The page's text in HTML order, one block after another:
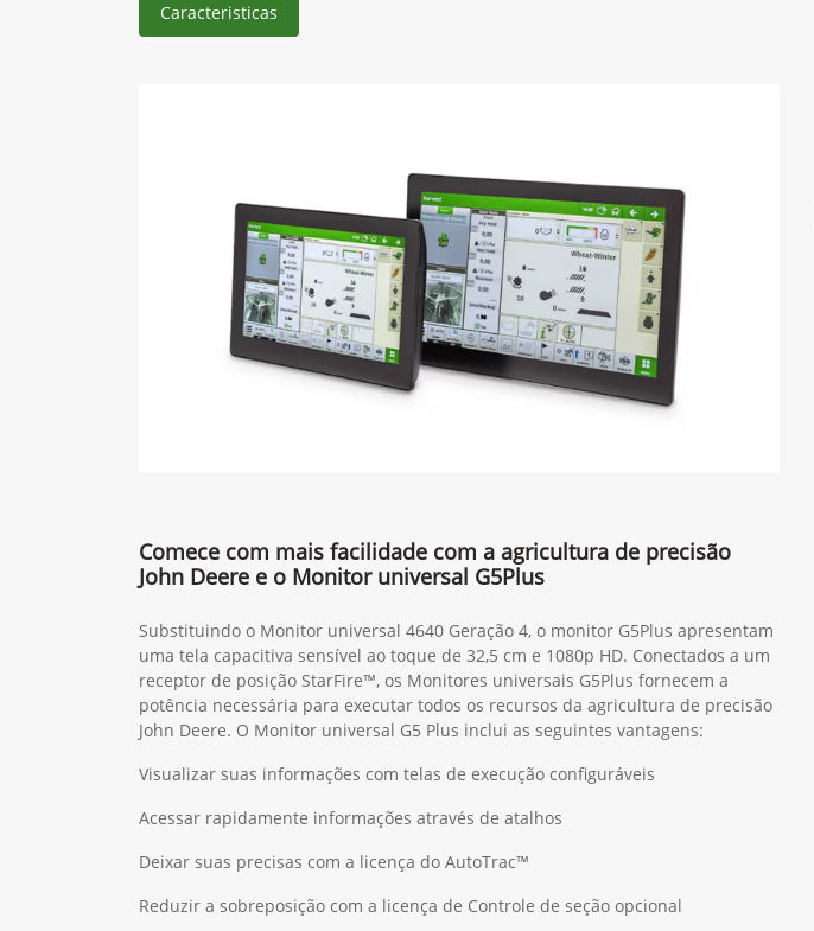
Caracteristicas
Comece com mais facilidade com a agricultura de precisão
John Deere e o Monitor universal G5Plus
Substituindo o Monitor universal 4640 Geração 4, o monitor G5Plus apresentam
uma tela capacitiva sensível ao toque de 32,5 cm e 1080p HD. Conectados a um
receptor de posição StarFire™, os Monitores universais G5Plus fornecem a
potência necessária para executar todos os recursos da agricultura de precisão
John Deere. O Monitor universal G5 Plus inclui as seguintes vantagens:
Visualizar suas informações com telas de execução configuráveis
Acessar rapidamente informações através de atalhos
Deixar suas precisas com a licença do AutoTrac™
Reduzir a sobreposição com a licença de Controle de seção opcional